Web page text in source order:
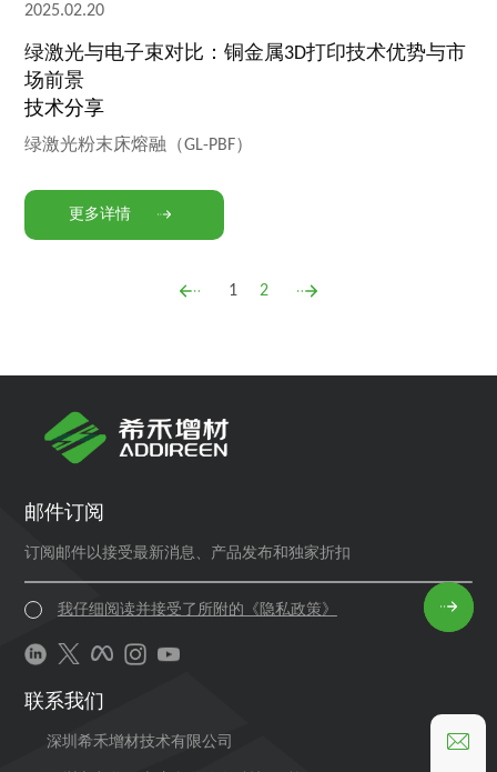
2025.02.20
绿激光与电子束对比：铜金属3D打印技术优势与市
场前景
技术分享
绿激光粉末床熔融（GL-PBF）
更多详情
1 2
邮件订阅
订阅邮件以接受最新消息、产品发布和独家折扣
我仔细阅读并接受了所附的《隐私政策》
联系我们
深圳希禾增材技术有限公司